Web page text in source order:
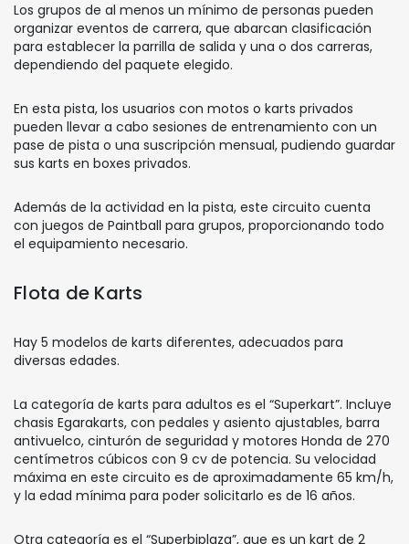
Los grupos de al menos un mínimo de personas pueden
organizar eventos de carrera, que abarcan clasificación
para establecer la parrilla de salida y una o dos carreras,
dependiendo del paquete elegido.
En esta pista, los usuarios con motos o karts privados
pueden llevar a cabo sesiones de entrenamiento con un
pase de pista o una suscripción mensual, pudiendo guardar
sus karts en boxes privados.
Además de la actividad en la pista, este circuito cuenta
con juegos de Paintball para grupos, proporcionando todo
el equipamiento necesario.
Flota de Karts
Hay 5 modelos de karts diferentes, adecuados para
diversas edades.
La categoría de karts para adultos es el “Superkart”. Incluye
chasis Egarakarts, con pedales y asiento ajustables, barra
antivuelco, cinturón de seguridad y motores Honda de 270
centímetros cúbicos con 9 cv de potencia. Su velocidad
máxima en este circuito es de aproximadamente 65 km/h,
y la edad mínima para poder solicitarlo es de 16 años.
Otra categoría es el “Superbiplaza”, que es un kart de 2